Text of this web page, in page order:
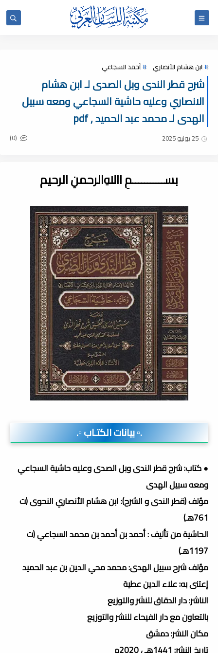
ابن هشام الأنصاري أحمد السجاعي
شرح قطر الندى وبل الصدى لـ ابن هشام
الانصاري وعليه حاشية السجاعي ومعه سبيل
الهدى لـ محمد عبد الحميد , pdf
25 يونيو 2025 (0)
بســـــــــــمِ اﷲِالرحمنِ الرحيم
.▫️ بيانات الكتـاب ▫️.
● كتاب: شرح قطر الندى وبل الصدى وعليه حاشية السجاعي
ومعه سبيل الهدى
مؤلف (قطر الندى و الشرح): ابن هشام الأنصاري النحوى (ت
761هـ)
الحاشية من تأليف : أحمد بن أحمد بن محمد السجاعي (ت
1197هـ)
مؤلف شرح سبيل الهدى: محمد محي الدين بن عبد الحميد
إعتنى به: علاء الدين عطية
الناشر: دار الدقاق للنشر والتوزيع
بالتعاون مع دار الفيحاء للنشر والتوزيع
مكان النشر: دمشق